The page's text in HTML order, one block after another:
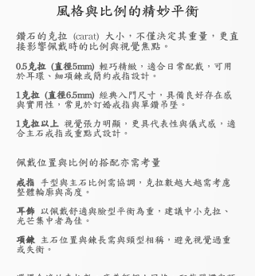
風格與比例的精妙平衡
鑽石的克拉 (carat) 大小，不僅決定其重量，更直
接影響佩戴時的比例與視覺焦點。
0.5克拉 (直徑5mm) 輕巧精緻，適合日常配戴，可用
於耳環、細項鍊或簡約戒指設計。
1克拉 (直徑6.5mm) 經典入門尺寸，具備良好存在感
與實用性，常見於訂婚戒指與單鑽吊墜。
1克拉以上 視覺張力明顯，更具代表性與儀式感，適
合主石戒指或重點式設計。
佩戴位置與比例的搭配亦需考量
戒指 手型與主石比例需協調，克拉數越大越需考慮
整體輪廓與高度。
耳飾 以佩戴舒適與臉型平衡為重，建議中小克拉、
光芒集中者為佳。
項鍊 主石位置與鍊長需與頸型相稱，避免視覺過重
或失衡。